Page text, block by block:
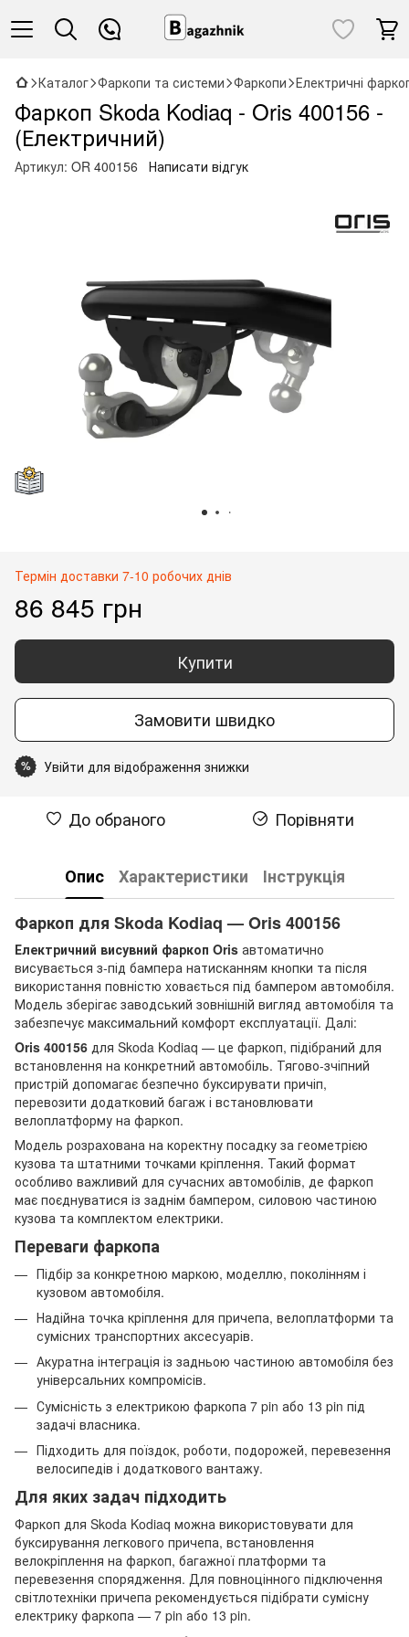
Каталог Фаркопи та системи Фаркопи Електричні
Фаркоп Skoda Kodiaq - Oris 400156 -
(Електричний)
Артикул: OR 400156 Написати відгук
Термін доставки 7-10 робочих днів
86 845 грн
Купити
Замовити швидко
% Увійти для відображення знижки
До обраного Порівняти
Опис Характеристики
Інструкція
Фаркоп для Skoda Kodiaq — Oris 400156
Електричний висувний фаркоп Oris автоматично
висувається з-під бампера натисканням кнопки та після
використання повністю ховається під бампером автомобіля.
Модель зберігає заводський зовнішній вигляд автомобіля та
забезпечує максимальний комфорт експлуатації. Далі:
Oris 400156 для Skoda Kodiaq — це фаркоп, підібраний для
встановлення на конкретний автомобіль. Тягово-зчіпний
пристрій допомагає безпечно буксирувати причіп,
перевозити додатковий багаж і встановлювати
велоплатформу на фаркоп.
Модель розрахована на коректну посадку за геометрією
кузова та штатними точками кріплення. Такий формат
особливо важливий для сучасних автомобілів, де фаркоп
має поєднуватися із заднім бампером, силовою частиною
кузова та комплектом електрики.
Переваги фаркопа
Підбір за конкретною маркою, моделлю, поколінням і
кузовом автомобіля.
Надійна точка кріплення для причепа, велоплатформи та
сумісних транспортних аксесуарів.
Акуратна інтеграція із задньою частиною автомобіля без
універсальних компромісів.
Сумісність з електрикою фаркопа 7 pin або 13 pin під
задачі власника.
Підходить для поїздок, роботи, подорожей, перевезення
велосипедів і додаткового вантажу.
Для яких задач підходить
Фаркоп для Skoda Kodiaq можна використовувати для
буксирування легкового причепа, встановлення
велокріплення на фаркоп, багажної платформи та
перевезення спорядження. Для повноцінного підключення
світлотехніки причепа рекомендується підібрати сумісну
електрику фаркопа — 7 pin або 13 pin.